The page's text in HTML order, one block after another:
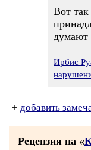
Вот
думают
Ирбис
+ добавить
Рецензия на «